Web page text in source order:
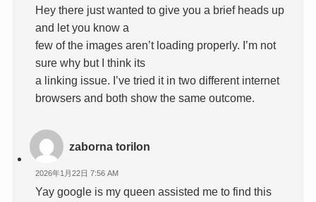
Hey there just wanted to give you a brief heads up
and let you know a
few of the images aren’t loading properly. I’m not
sure why but I think its
a linking issue. I’ve tried it in two different internet
browsers and both show the same outcome.
zaborna torilon
2026年1月22日 7:56 AM
Yay google is my queen assisted me to find this